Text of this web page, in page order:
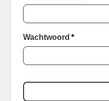
Wachtwoord *